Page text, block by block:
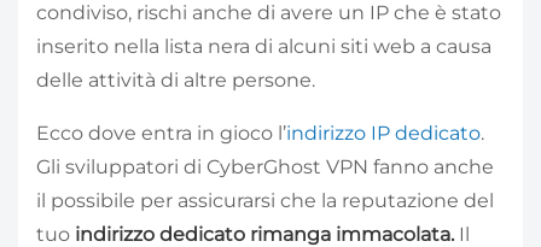
condiviso, rischi anche di avere un IP che è stato
inserito nella lista nera di alcuni siti web a causa
delle attività di altre persone.
Ecco dove entra in gioco l’indirizzo IP dedicato.
Gli sviluppatori di CyberGhost VPN fanno anche
il possibile per assicurarsi che la reputazione del
tuo indirizzo dedicato rimanga immacolata. Il